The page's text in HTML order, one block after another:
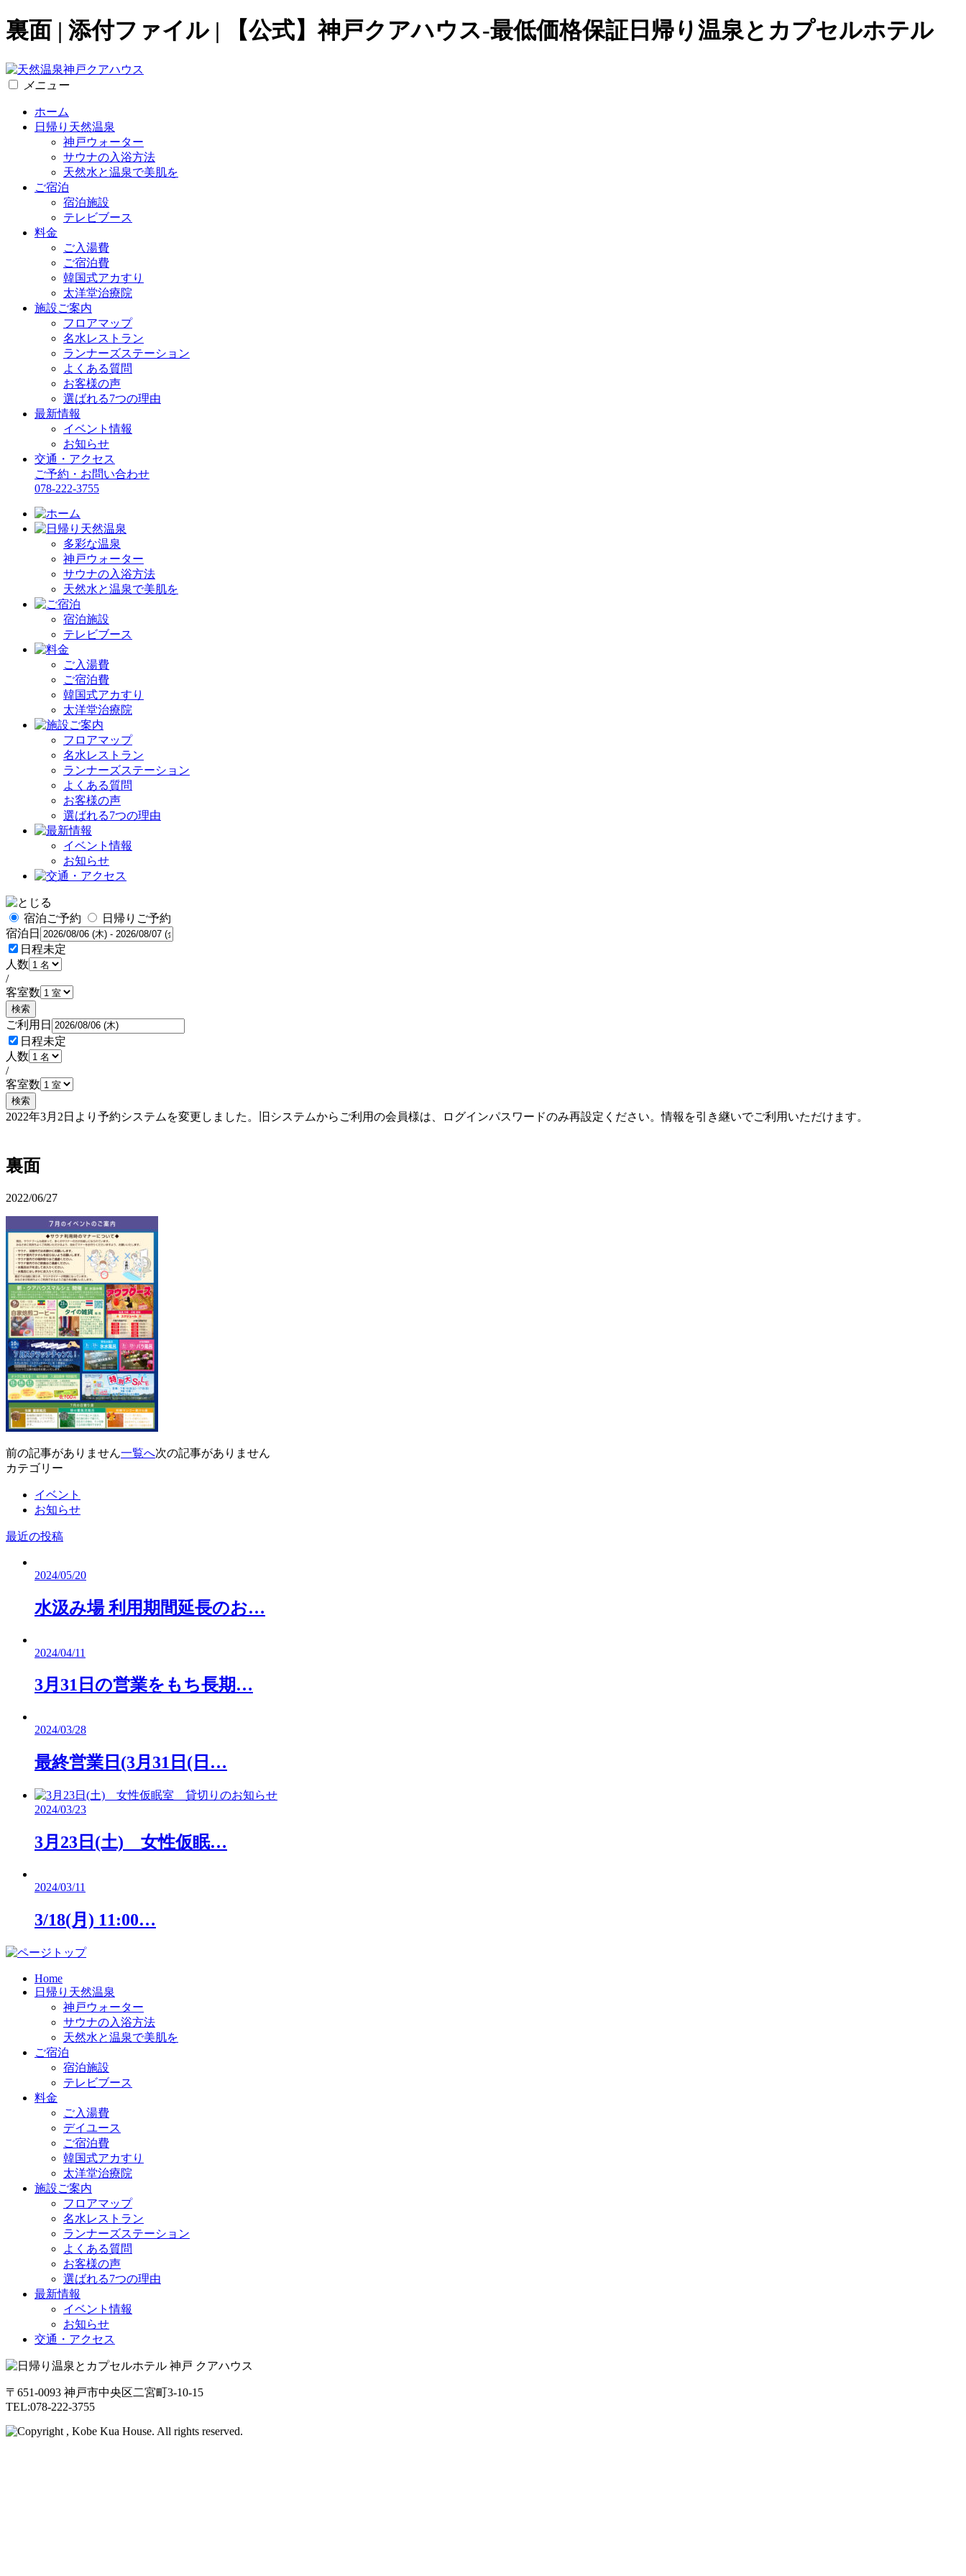
裏面 | 添付ファイル | 【公式】神戸クアハウス-最低価格保証日帰り温泉とカプセルホテル
メニュー
ホーム
日帰り天然温泉
神戸ウォーター
サウナの入浴方法
天然水と温泉で美肌を
ご宿泊
宿泊施設
テレビブース
料金
ご入湯費
ご宿泊費
韓国式アカすり
太洋堂治療院
施設ご案内
フロアマップ
名水レストラン
ランナーズステーション
よくある質問
お客様の声
選ばれる7つの理由
最新情報
イベント情報
お知らせ
交通・アクセス
ご予約・お問い合わせ
078-222-3755
多彩な温泉
神戸ウォーター
サウナの入浴方法
天然水と温泉で美肌を
宿泊施設
テレビブース
ご入湯費
ご宿泊費
韓国式アカすり
太洋堂治療院
フロアマップ
名水レストラン
ランナーズステーション
よくある質問
お客様の声
選ばれる7つの理由
イベント情報
お知らせ
宿泊ご予約
日帰りご予約
宿泊日
日程未定
人数
/
客室数
検索
ご利用日
日程未定
人数
/
客室数
検索
2022年3月2日より予約システムを変更しました。旧システムからご利用の会員様は、ログインパスワードのみ再設定ください。情報を引き継いでご利用いただけます。
裏面
2022/06/27
前の記事がありません一覧へ次の記事がありません
カテゴリー
イベント
お知らせ
最近の投稿
2024/05/20
水汲み場 利用期間延長のお…
2024/04/11
3月31日の営業をもち長期…
2024/03/28
最終営業日(3月31日(日…
2024/03/23
3月23日(土) 女性仮眠…
2024/03/11
3/18(月) 11:00…
Home
日帰り天然温泉
神戸ウォーター
サウナの入浴方法
天然水と温泉で美肌を
ご宿泊
宿泊施設
テレビブース
料金
ご入湯費
デイユース
ご宿泊費
韓国式アカすり
太洋堂治療院
施設ご案内
フロアマップ
名水レストラン
ランナーズステーション
よくある質問
お客様の声
選ばれる7つの理由
最新情報
イベント情報
お知らせ
交通・アクセス
〒651-0093 神戸市中央区二宮町3-10-15
TEL:078-222-3755